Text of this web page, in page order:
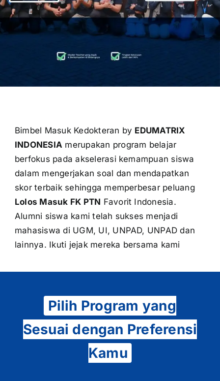
OUR PROGRAM
CONTACT US
Bimbel Masuk Kedokteran by EDUMATRIX
INDONESIA merupakan program belajar
berfokus pada akselerasi kemampuan siswa
dalam mengerjakan soal dan mendapatkan
skor terbaik sehingga memperbesar peluang
Lolos Masuk FK PTN Favorit Indonesia.
Alumni siswa kami telah sukses menjadi
mahasiswa di UGM, UI, UNPAD, UNPAD dan
lainnya. Ikuti jejak mereka bersama kami
Pilih Program yang
Sesuai dengan Preferensi
Kamu